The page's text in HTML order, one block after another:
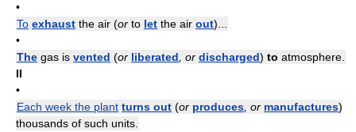
•
To exhaust the air (or to let the air out)...
•
The gas is vented (or liberated , or discharged) to atmosphere.
II
•
Each week the plant turns out (or produces , or manufactures)
thousands of such units.